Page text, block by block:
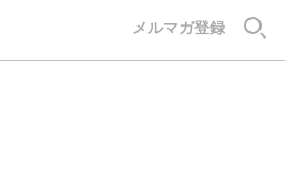
メルマガ登録